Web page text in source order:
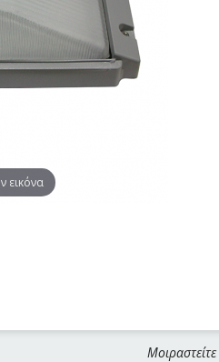
εικόνα